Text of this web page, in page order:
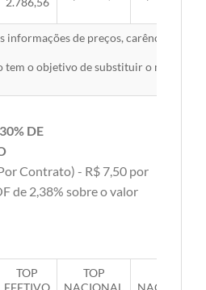
informações de preços, carências,
tem o objetivo de substituir o material
DE
Contrato) - R$ 7,50 por
de 2,38% sobre o valor
TOP
EFETIVO
TOP
NACIONAL
NACIONAL